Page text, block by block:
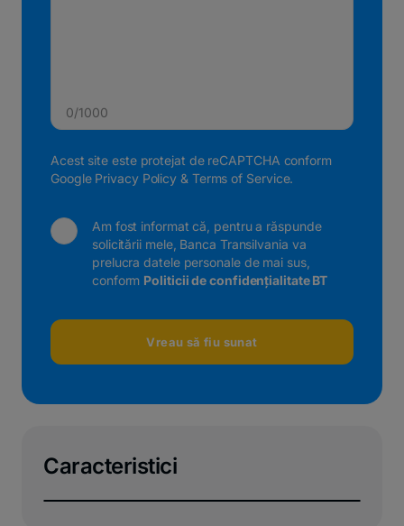
0/1000
Acest site este protejat de reCAPTCHA conform
Google Privacy Policy & Terms of Service.
Am fost informat că, pentru a răspunde
solicitării mele, Banca Transilvania va
prelucra datele personale de mai sus,
conform Politicii de confidențialitate BT
Vreau să fiu sunat
Caracteristici